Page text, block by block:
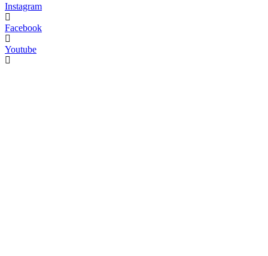
Instagram
Facebook
Youtube